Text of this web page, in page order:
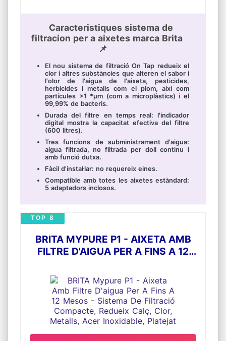
Caracteristiques sistema de
filtracion per a aixetes marca Brita
📌
El nou sistema de filtració On Tap redueix el
clor i altres substàncies que alteren el sabor i
l'olor de l'aigua de l'aixeta, pesticides,
herbicides i metalls com el plom, així com
partícules >1 *µm (com a microplàstics) i el
99,99% de bacteris.
Durada del filtre en temps real: l'indicador
digital mostra la capacitat efectiva del filtre
(600 litres).
Tres funcions de subministrament d'aigua:
aigua filtrada, no filtrada per doll continu i
amb funció dutxa.
Fàcil d'instal·lar: no requereix eines.
Compatible amb totes les aixetes estàndard:
5 adaptadors inclosos.
BRITA MYPURE P1 - AIXETA AMB
FILTRE D'AIGUA PER A FINS A 12
COMPACTE, REDUEIX CALÇ, CLOR,
METALLS, ACER INOXIDABLE,
PLATEJAT
TOP 8